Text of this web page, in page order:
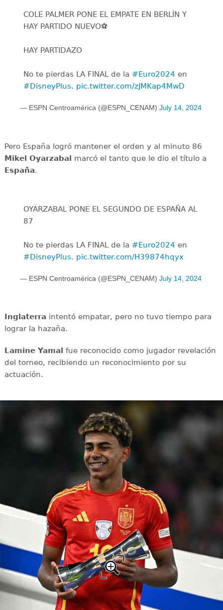
COLE PALMER PONE EL EMPATE EN BERLÍN Y
HAY PARTIDO NUEVO⚽️
HAY PARTIDAZO
No te pierdas LA FINAL de la #Euro2024 en
#DisneyPlus. pic.twitter.com/zJMKap4MwD
— ESPN Centroamérica (@ESPN_CENAM) July 14, 2024
Pero España logró mantener el orden y al minuto 86
Mikel Oyarzabal marcó el tanto que le dio el título a
España.
OYARZABAL PONE EL SEGUNDO DE ESPAÑA AL
87
No te pierdas LA FINAL de la #Euro2024 en
#DisneyPlus. pic.twitter.com/H39874hqyx
— ESPN Centroamérica (@ESPN_CENAM) July 14, 2024
Inglaterra intentó empatar, pero no tuvo tiempo para
lograr la hazaña.
Lamine Yamal fue reconocido como jugador revelación
del torneo, recibiendo un reconocimiento por su
actuación.